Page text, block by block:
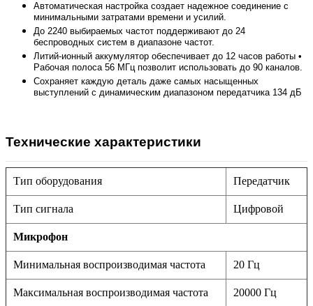
Автоматическая настройка создает надежное соединение с
минимальными затратами времени и усилий.
До 2240 выбираемых частот поддерживают до 24
беспроводных систем в диапазоне частот.
Литий-ионный аккумулятор обеспечивает до 12 часов работы •
Рабочая полоса 56 МГц позволит использовать до 90 каналов.
Сохраняет каждую деталь даже самых насыщенных
выступлений с динамическим диапазоном передатчика 134 дБ
Технические характеристики
Тип оборудования Передатчик
Тип сигнала Цифровой
Микрофон
Минимальная воспроизводимая частота 20 Гц
Максимальная воспроизводимая частота 20000 Гц